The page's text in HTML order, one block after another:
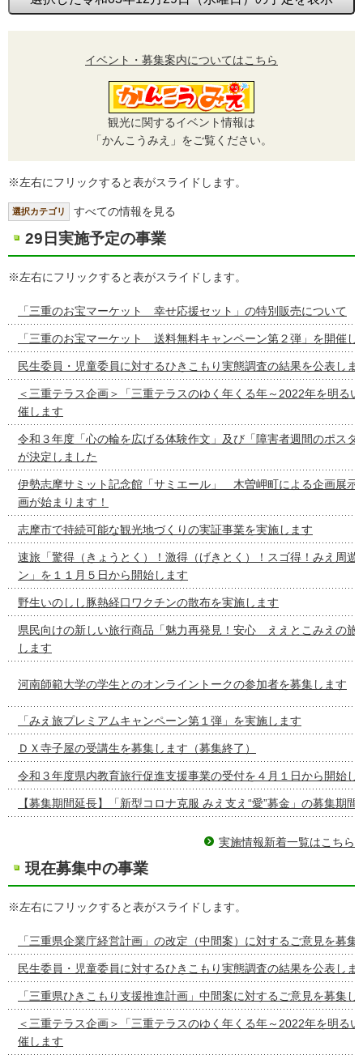
イベント・募集案内についてはこちら
観光に関するイベント情報は
「かんこうみえ」をご覧ください。
※左右にフリックすると表がスライドします。
選択カテゴリ すべての情報を見る
29日実施予定の事業
※左右にフリックすると表がスライドします。
「三重のお宝マーケット 幸せ応援セット」の特別販売について
「三重のお宝マーケット 送料無料キャンペーン第２弾」を開催し
民生委員・児童委員に対するひきこもり実態調査の結果を公表しま
＜三重テラス企画＞「三重テラスのゆく年くる年～2022年を明る
催します
令和３年度「心の輪を広げる体験作文」及び「障害者週間のポスタ
が決定しました
伊勢志摩サミット記念館「サミエール」 木曽岬町による企画展示
画が始まります！
志摩市で持続可能な観光地づくりの実証事業を実施します
速旅「驚得（きょうとく）！激得（げきとく）！スゴ得！みえ周遊
ン」を１１月５日から開始します
野生いのしし豚熱経口ワクチンの散布を実施します
県民向けの新しい旅行商品「魅力再発見！安心 ええとこみえの旅
します
河南師範大学の学生とのオンライントークの参加者を募集します
「みえ旅プレミアムキャンペーン第１弾」を実施します
ＤＸ寺子屋の受講生を募集します（募集終了）
令和３年度県内教育旅行促進支援事業の受付を４月１日から開始し
【募集期間延長】「新型コロナ克服 みえ支え“愛”募金」の募集期
実施情報新着一覧はこちら
現在募集中の事業
※左右にフリックすると表がスライドします。
「三重県企業庁経営計画」の改定（中間案）に対するご意見を募集
民生委員・児童委員に対するひきこもり実態調査の結果を公表しま
「三重県ひきこもり支援推進計画」中間案に対するご意見を募集し
＜三重テラス企画＞「三重テラスのゆく年くる年～2022年を明る
催します